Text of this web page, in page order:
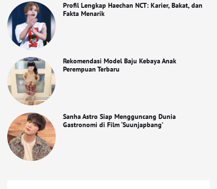
Profil Lengkap Haechan NCT: Karier, Bakat, dan
Fakta Menarik
Rekomendasi Model Baju Kebaya Anak
Perempuan Terbaru
Sanha Astro Siap Mengguncang Dunia
Gastronomi di Film ‘Suunjapbang’